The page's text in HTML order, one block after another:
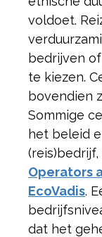
voldoet.
bedrijven
te kiezen.
bovendien
Sommige
het beleid
(reis)bedrijf,
Operators
EcoVadis.
dat het